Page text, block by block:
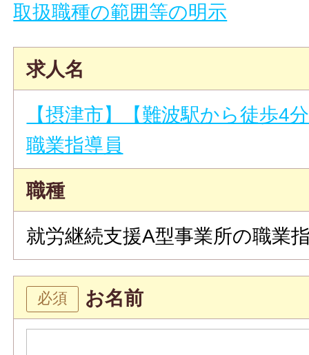
取扱職種の範囲等の明示
求人名
【摂津市】【難波駅から徒歩4
職業指導員
職種
就労継続支援A型事業所の職業
お名前